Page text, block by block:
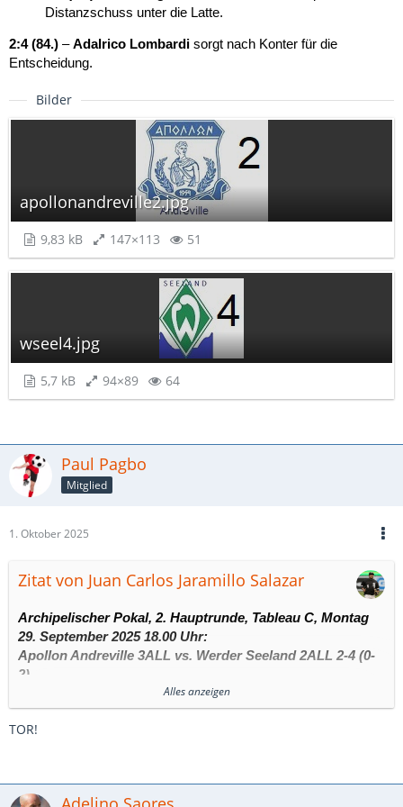
Distanzschuss unter die Latte.
2:4 (84.) –Adalrico Lombardi sorgt nach Konter für die
Entscheidung.
Bilder
apollonandreville2.jpg
9,83 kB 147×113 51
wseel4.jpg
5,7 kB 94×89 64
Paul Pagbo
Mitglied
1. Oktober 2025
Zitat von Juan Carlos Jaramillo Salazar
Archipelischer Pokal, 2. Hauptrunde, Tableau C, Montag
29. September 2025 18.00 Uhr:
Apollon Andreville 3ALL vs. Werder Seeland 2ALL 2-4 (0-
2)
SR: Nacifique Pdabihawenimana
Andréville Centre de Sport, 9857 Zuschauer
allem in der ersten Halbzeit dominierten die Gäste. Werder
Alles anzeigen
TOR!